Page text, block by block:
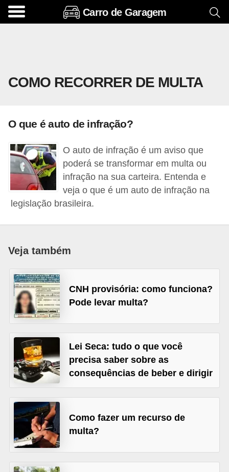
Carro de Garagem
COMO RECORRER DE MULTA
O que é auto de infração?
O auto de infração é um aviso que
poderá se transformar em multa ou
infração na sua carteira. Entenda e
veja o que é um auto de infração na
legislação brasileira.
Veja também
CNH provisória: como funciona?
Pode levar multa?
Lei Seca: tudo o que você
precisa saber sobre as
consequências de beber e dirigir
Como fazer um recurso de
multa?
A
s
i
o
s
e
o
p
c
o
a
i
s
A
u
t
o
ó
e